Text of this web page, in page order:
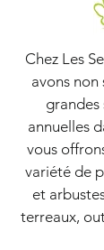
Chez Les
avons non
grandes
annuelles
vous
variété de
et
terreaux,